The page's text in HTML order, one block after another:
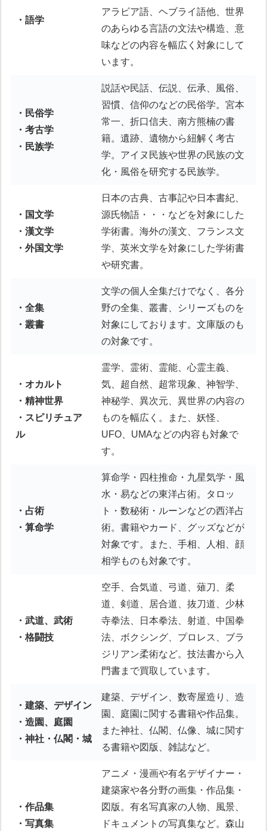
・語学
アラビア語、ヘブライ語他、世界
のあらゆる言語の文法や構造、意
味などの内容を幅広く対象にして
います。
・民俗学
・考古学
・民族学
説話や民話、伝説、伝承、風俗、
習慣、信仰のなどの民俗学。宮本
常一、折口信夫、南方熊楠の書
籍。遺跡、遺物から紐解く考古
学。アイヌ民族や世界の民族の文
化・風俗を研究する民族学。
・国文学
・漢文学
・外国文学
日本の古典、古事記や日本書紀、
源氏物語・・・などを対象にした
学術書。海外の漢文、フランス文
学、英米文学を対象にした学術書
や研究書。
・全集
・叢書
文学の個人全集だけでなく、各分
野の全集、叢書、シリーズものを
対象にしております。文庫版のも
の対象です。
・オカルト
・精神世界
・スピリチュア
ル
霊学、霊術、霊能、心霊主義、
気、超自然、超常現象、神智学、
神秘学、異次元、異世界の内容の
ものを幅広く。また、妖怪、
UFO、UMAなどの内容も対象で
す。
・占術
・算命学
算命学・四柱推命・九星気学・風
水・易などの東洋占術。タロッ
ト・数秘術・ルーンなどの西洋占
術。書籍やカード、グッズなどが
対象です。また、手相、人相、顔
相学ものも対象です。
・武道、武術
・格闘技
空手、合気道、弓道、薙刀、柔
道、剣道、居合道、抜刀道、少林
寺拳法、日本拳法、射道、中国拳
法、ボクシング、プロレス、ブラ
ジリアン柔術など。技法書から入
門書まで買取しています。
・建築、デザイン
・造園、庭園
・神社・仏閣・城
建築、デザイン、数寄屋造り、造
園、庭園に関する書籍や作品集。
また神社、仏閣、仏像、城に関す
る書籍や図版、雑誌など。
・作品集
・写真集
アニメ・漫画や有名デザイナー・
建築家や各分野の画集・作品集・
図版。有名写真家の人物、風景、
ドキュメントの写真集など。森山